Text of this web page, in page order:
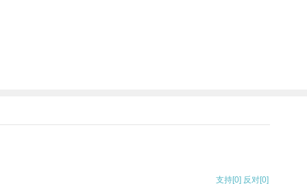
支持[0] 反对[0]